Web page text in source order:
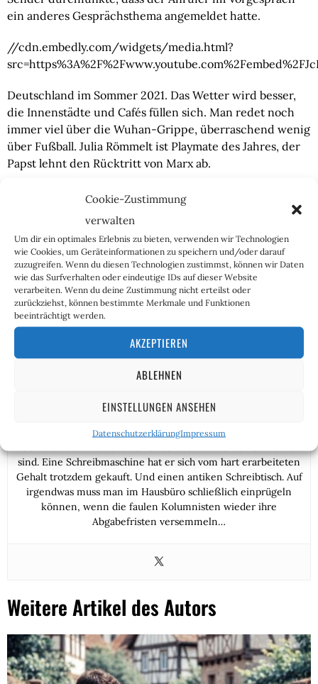
Cookie-Zustimmung
verwalten
Um dir ein optimales Erlebnis zu bieten, verwenden wir Technologien
wie Cookies, um Geräteinformationen zu speichern und/oder darauf
zuzugreifen. Wenn du diesen Technologien zustimmst, können wir Daten
wie das Surfverhalten oder eindeutige IDs auf dieser Website
verarbeiten. Wenn du deine Zustimmung nicht erteilst oder
zurückziehst, können bestimmte Merkmale und Funktionen
beeinträchtigt werden.
AKZEPTIEREN
ABLEHNEN
EINSTELLUNGEN ANSEHEN
DatenschutzerklärungImpressum
ein anderes Gesprächsthema angemeldet hatte.
//cdn.embedly.com/widgets/media.html?
Deutschland im Sommer 2021. Das Wetter wird besser,
die Innenstädte und Cafés füllen sich. Man redet noch
immer viel über die Wuhan-Grippe, überraschend wenig
über Fußball. Julia Römmelt ist Playmate des Jahres, der
Papst lehnt den Rücktritt von Marx ab.
Und ein Mann, dessen einziges Verbrechen es ist, für
eine nicht beanspruchte Leistung nichts zu zahlen, sitzt
weiterhin in Beugehaft.
Friedrich Fechter
Nachdem sich Fechter von den beiden Chefs die Leitung der
Enttäuschung feststellen, dass die Zeiten von Olymp-
sind. Eine Schreibmaschine hat er sich vom hart erarbeiteten
Gehalt trotzdem gekauft. Und einen antiken Schreibtisch. Auf
irgendwas muss man im Hausbüro schließlich einprügeln
können, wenn die faulen Kolumnisten wieder ihre
Abgabefristen versemmeln…
Weitere Artikel des Autors